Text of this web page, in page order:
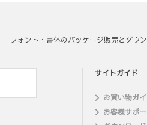
フォント・書体のパッケージ販売とダウ
サイトガイド
お買い物ガ
お客様サポ